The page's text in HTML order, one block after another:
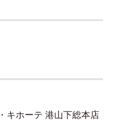
キホーテ 港山下総本店